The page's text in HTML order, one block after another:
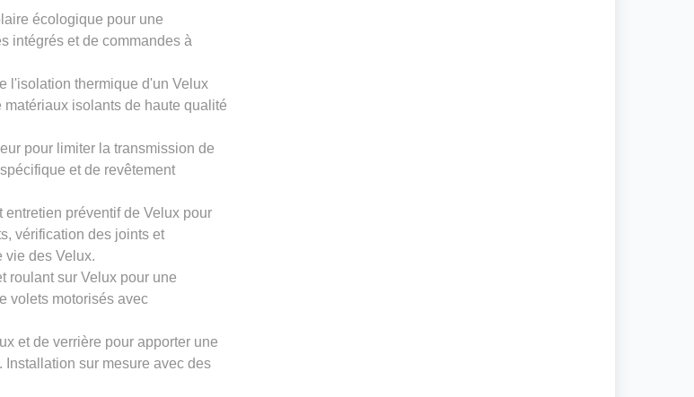
écologique pour une
intégrés et de commandes à
l'isolation thermique d'un Velux
isolants de haute qualité
pour limiter la transmission de
et de revêtement
préventif de Velux pour
vérification des joints et
vie des Velux.
roulant sur Velux pour une
volets motorisés avec
et de verrière pour apporter une
Installation sur mesure avec des